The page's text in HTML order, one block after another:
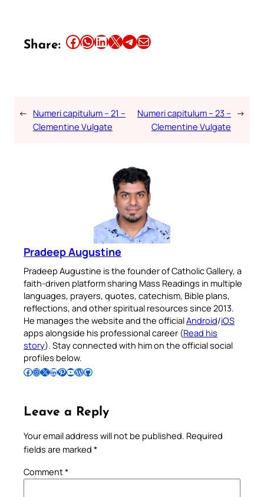
Share: Share this article on Facebook Share this article on WhatsApp Share this article on LinkedIn Share this article on X Share this article on TelegramEmail this Article
← Numeri capitulum – 21 –
Clementine Vulgate
Numeri capitulum – 23 –
Clementine Vulgate
→
Pradeep Augustine
Pradeep Augustine is the founder of Catholic Gallery, a
faith-driven platform sharing Mass Readings in multiple
languages, prayers, quotes, catechism, Bible plans,
reflections, and other spiritual resources since 2013.
He manages the website and the officialAndroid/iOS
apps alongside his professional career (Read his
story). Stay connected with him on the official social
profiles below.
Follow Pradeep on Facebook Follow Pradeep on InstagramFollow Pradeep on X Follow Pradeep on LinkedIn Follow Pradeep on Pinterest Subscribe to Pradeep’s Youtube Channel Follow Pradeep on WordPress Follow Pradeep on GitHub
Leave a Reply
Your email address will not be published. Required
fields are marked *
Comment*